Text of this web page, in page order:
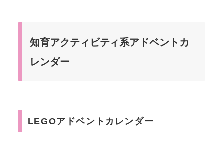
知育アクティビティ系アドベントカ
レンダー
LEGOアドベントカレンダー